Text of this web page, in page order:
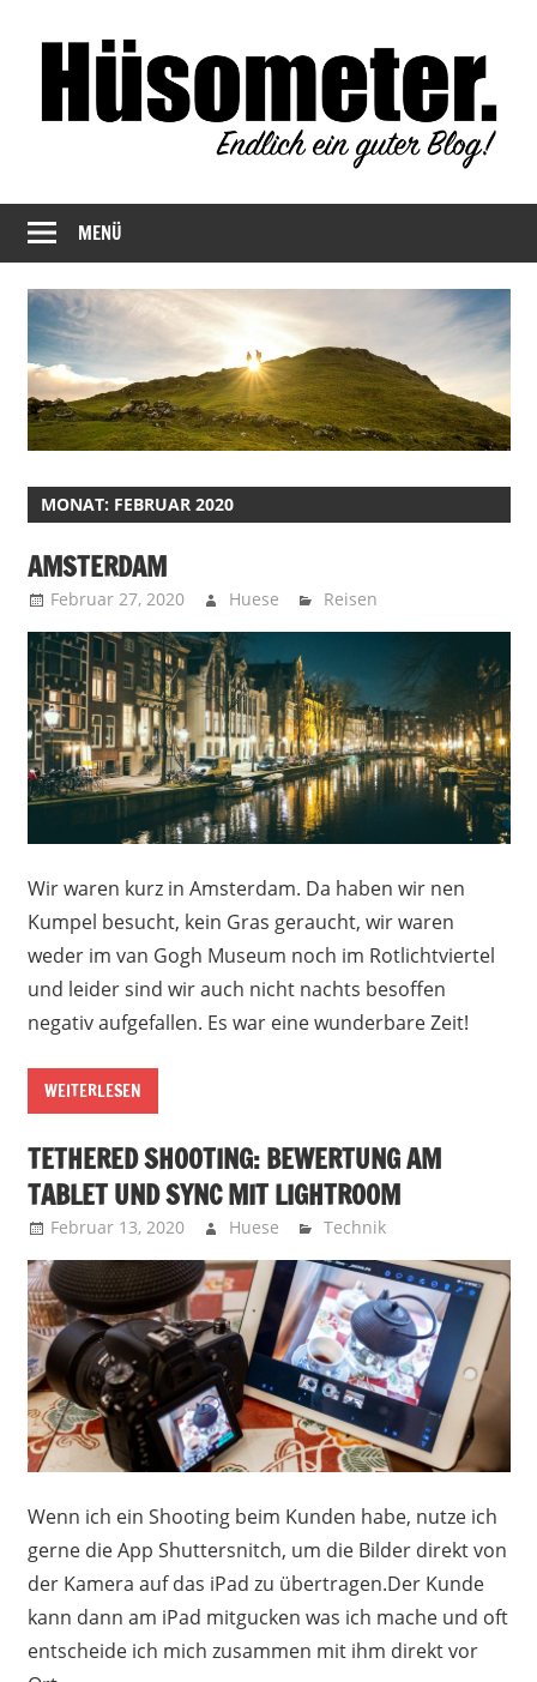
Inhalt
springen
Hüsometer
Blog
ein
guter
MENÜ
MONAT: FEBRUAR 2020
AMSTERDAM
Februar 27, 2020 Huese Reisen
Wir waren kurz in Amsterdam. Da haben wir nen
Kumpel besucht, kein Gras geraucht, wir waren
weder im van Gogh Museum noch im Rotlichtviertel
und leider sind wir auch nicht nachts besoffen
negativ aufgefallen. Es war eine wunderbare Zeit!
WEITERLESEN
TETHERED SHOOTING: BEWERTUNG AM
TABLET UND SYNC MIT LIGHTROOM
Februar 13, 2020 Huese Technik
Wenn ich ein Shooting beim Kunden habe, nutze ich
gerne die App Shuttersnitch, um die Bilder direkt von
der Kamera auf das iPad zu übertragen.Der Kunde
kann dann am iPad mitgucken was ich mache und oft
entscheide ich mich zusammen mit ihm direkt vor